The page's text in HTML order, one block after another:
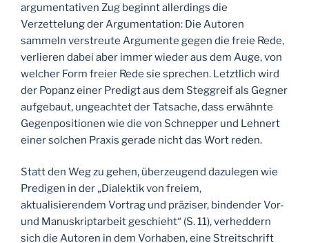
argumentativen Zug beginnt allerdings die
Verzettelung der Argumentation: Die Autoren
sammeln verstreute Argumente gegen die freie Rede,
verlieren dabei aber immer wieder aus dem Auge, von
welcher Form freier Rede sie sprechen. Letztlich wird
der Popanz einer Predigt aus dem Steggreif als Gegner
aufgebaut, ungeachtet der Tatsache, dass erwähnte
Gegenpositionen wie die von Schnepper und Lehnert
einer solchen Praxis gerade nicht das Wort reden.
Statt den Weg zu gehen, überzeugend dazulegen wie
Predigen in der „Dialektik von freiem,
aktualisierendem Vortrag und präziser, bindender Vor-
und Manuskriptarbeit geschieht“ (S. 11), verheddern
sich die Autoren in dem Vorhaben, eine Streitschrift